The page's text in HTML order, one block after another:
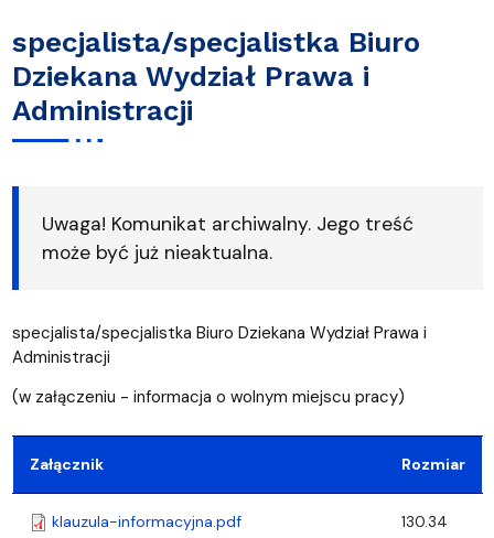
specjalista/specjalistka Biuro
Dziekana Wydział Prawa i
Administracji
Uwaga! Komunikat archiwalny. Jego treść
może być już nieaktualna.
specjalista/specjalistka Biuro Dziekana Wydział Prawa i
Administracji
(w załączeniu - informacja o wolnym miejscu pracy)
Załącznik Rozmiar
klauzula-informacyjna.pdf
130.34